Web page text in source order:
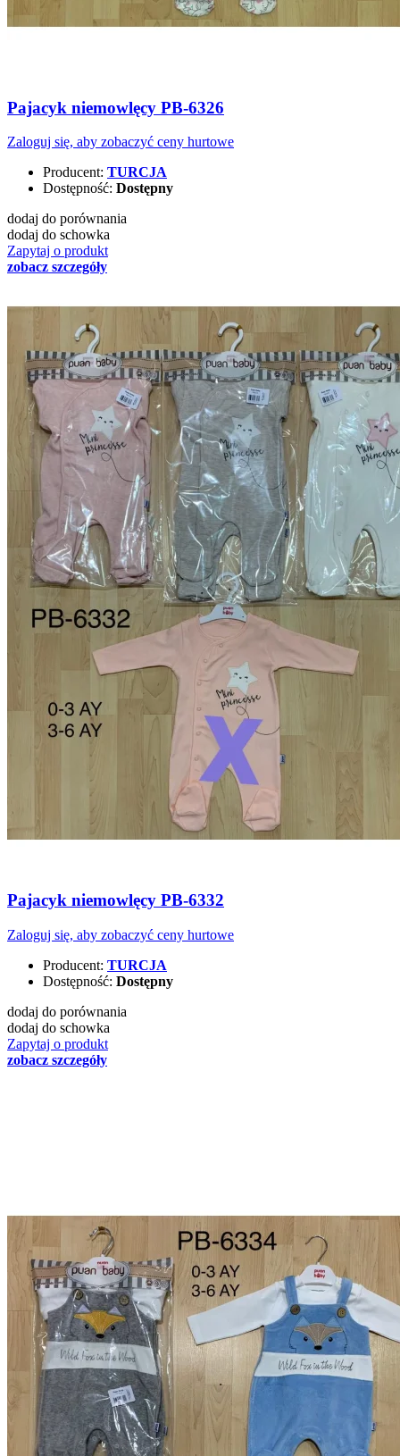
Pajacyk niemowlęcy PB-6326
Zaloguj się, aby zobaczyć ceny hurtowe
Producent: TURCJA
Dostępność: Dostępny
dodaj do porównania
dodaj do schowka
Zapytaj o produkt
zobacz szczegóły
Pajacyk niemowlęcy PB-6332
Zaloguj się, aby zobaczyć ceny hurtowe
Producent: TURCJA
Dostępność: Dostępny
dodaj do porównania
dodaj do schowka
Zapytaj o produkt
zobacz szczegóły